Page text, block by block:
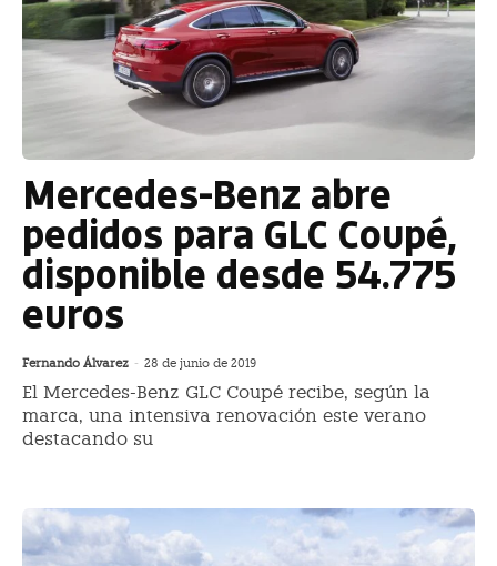
Mercedes-Benz abre
pedidos para GLC Coupé,
disponible desde 54.775
euros
Fernando Álvarez - 28 de junio de 2019
El Mercedes-Benz GLC Coupé recibe, según la
marca, una intensiva renovación este verano
destacando su